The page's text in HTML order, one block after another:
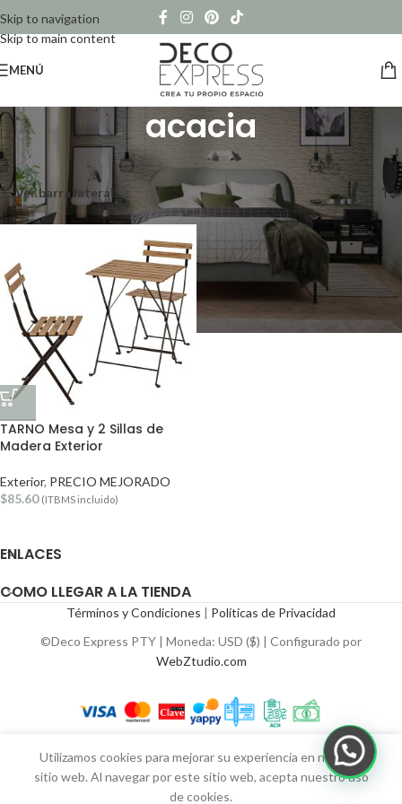
Skip to navigation
Skip to main content
MENÚ
acacia
Inicio/ Productos etiquetados “acacia” Mostrando el único resultado
Ver barra lateral
TARNO Mesa y 2 Sillas de
Madera Exterior
Exterior, PRECIO MEJORADO
$85.60 (ITBMS incluido)
ENLACES
COMO LLEGAR A LA TIENDA
Términos y Condiciones | Políticas de Privacidad
©Deco Express PTY | Moneda: USD ($) | Configurado por
WebZtudio.com
Utilizamos cookies para mejorar su experiencia en nuestro
sitio web. Al navegar por este sitio web, acepta nuestro uso
de cookies.